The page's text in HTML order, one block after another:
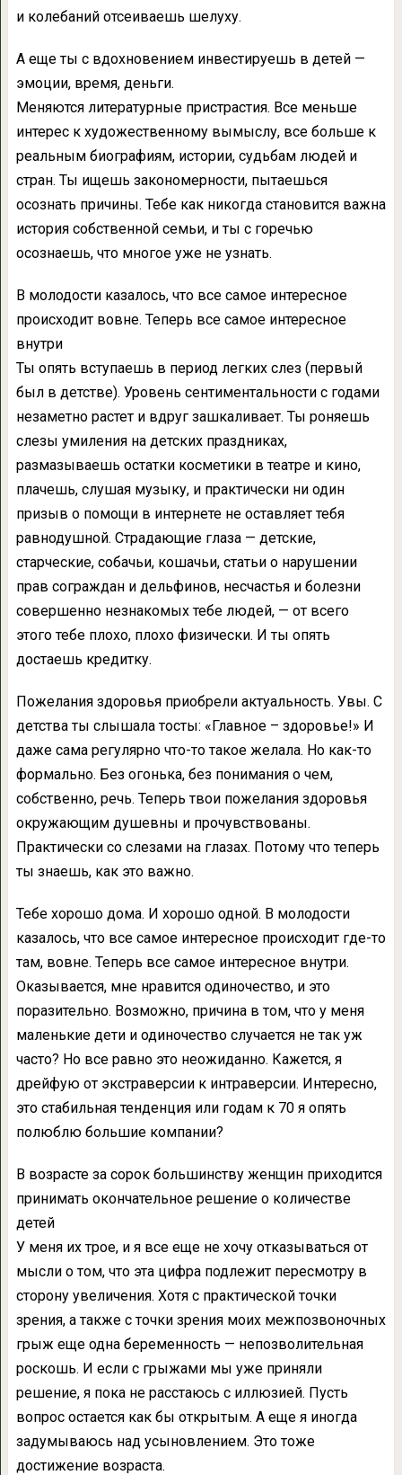
и колебаний отсеиваешь шелуху.
А еще ты с вдохновением инвестируешь в детей —
эмоции, время, деньги.
Меняются литературные пристрастия. Все меньше
интерес к художественному вымыслу, все больше к
реальным биографиям, истории, судьбам людей и
стран. Ты ищешь закономерности, пытаешься
осознать причины. Тебе как никогда становится важна
история собственной семьи, и ты с горечью
осознаешь, что многое уже не узнать.
В молодости казалось, что все самое интересное
происходит вовне. Теперь все самое интересное
внутри
Ты опять вступаешь в период легких слез (первый
был в детстве). Уровень сентиментальности с годами
незаметно растет и вдруг зашкаливает. Ты роняешь
слезы умиления на детских праздниках,
размазываешь остатки косметики в театре и кино,
плачешь, слушая музыку, и практически ни один
призыв о помощи в интернете не оставляет тебя
равнодушной. Страдающие глаза — детские,
старческие, собачьи, кошачьи, статьи о нарушении
прав сограждан и дельфинов, несчастья и болезни
совершенно незнакомых тебе людей, — от всего
этого тебе плохо, плохо физически. И ты опять
достаешь кредитку.
Пожелания здоровья приобрели актуальность. Увы. С
детства ты слышала тосты: «Главное – здоровье!» И
даже сама регулярно что-то такое желала. Но как-то
формально. Без огонька, без понимания о чем,
собственно, речь. Теперь твои пожелания здоровья
окружающим душевны и прочувствованы.
Практически со слезами на глазах. Потому что теперь
ты знаешь, как это важно.
Тебе хорошо дома. И хорошо одной. В молодости
казалось, что все самое интересное происходит где-то
там, вовне. Теперь все самое интересное внутри.
Оказывается, мне нравится одиночество, и это
поразительно. Возможно, причина в том, что у меня
маленькие дети и одиночество случается не так уж
часто? Но все равно это неожиданно. Кажется, я
дрейфую от экстраверсии к интраверсии. Интересно,
это стабильная тенденция или годам к 70 я опять
полюблю большие компании?
В возрасте за сорок большинству женщин приходится
принимать окончательное решение о количестве
детей
У меня их трое, и я все еще не хочу отказываться от
мысли о том, что эта цифра подлежит пересмотру в
сторону увеличения. Хотя с практической точки
зрения, а также с точки зрения моих межпозвоночных
грыж еще одна беременность — непозволительная
роскошь. И если с грыжами мы уже приняли
решение, я пока не расстаюсь с иллюзией. Пусть
вопрос остается как бы открытым. А еще я иногда
задумываюсь над усыновлением. Это тоже
достижение возраста.